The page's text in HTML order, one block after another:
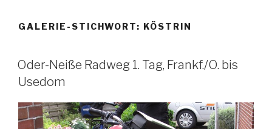
GALERIE-STICHWORT: KÖSTRIN
Oder-Neiße Radweg 1. Tag, Frankf./O. bis
Usedom